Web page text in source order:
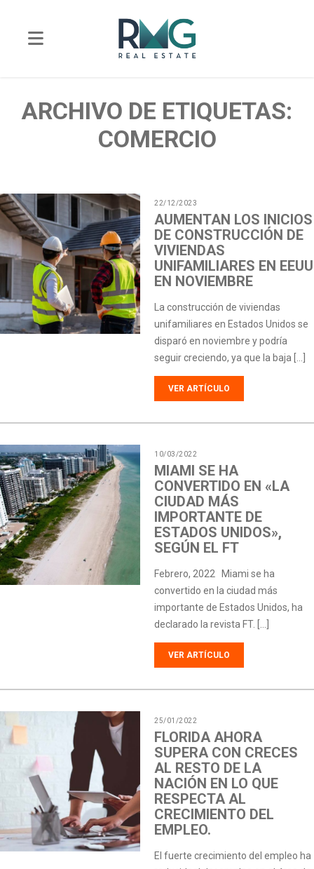
ARCHIVO DE ETIQUETAS:
COMERCIO
22/12/2023
AUMENTAN LOS INICIOS
DE CONSTRUCCIÓN DE
VIVIENDAS
UNIFAMILIARES EN EEUU
EN NOVIEMBRE
La construcción de viviendas
unifamiliares en Estados Unidos se
disparó en noviembre y podría
seguir creciendo, ya que la baja […]
VER ARTÍCULO
10/03/2022
MIAMI SE HA
CONVERTIDO EN «LA
CIUDAD MÁS
IMPORTANTE DE
ESTADOS UNIDOS»,
SEGÚN EL FT
Febrero, 2022 Miami se ha
convertido en la ciudad más
importante de Estados Unidos, ha
declarado la revista FT. […]
VER ARTÍCULO
25/01/2022
FLORIDA AHORA
SUPERA CON CRECES
AL RESTO DE LA
NACIÓN EN LO QUE
RESPECTA AL
CRECIMIENTO DEL
EMPLEO.
El fuerte crecimiento del empleo ha